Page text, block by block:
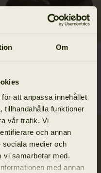
Om
att anpassa innehållet
tillhandahålla funktioner
vår trafik. Vi
och annan
sociala medier och
vi samarbetar med.
med annan